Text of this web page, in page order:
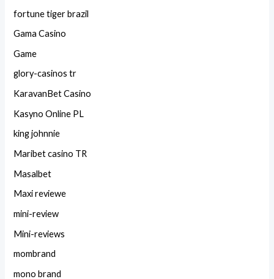
fortune tiger brazil
Gama Casino
Game
glory-casinos tr
KaravanBet Casino
Kasyno Online PL
king johnnie
Maribet casino TR
Masalbet
Maxi reviewe
mini-review
Mini-reviews
mombrand
mono brand